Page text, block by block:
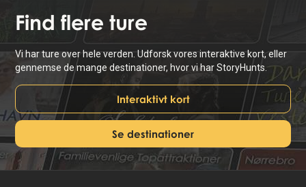
Findflere ture
Vi har ture over hele verden. Udforsk vores interaktive kort, eller
gennemse de mange destinationer, hvor vi har StoryHunts.
Interaktivt kort
Se destinationer